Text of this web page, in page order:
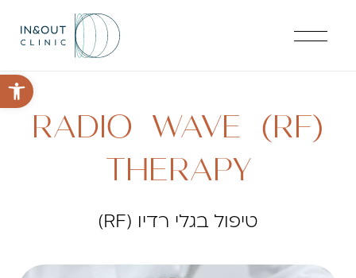
פתח
RADIO WAVE (RF)
THERAPY
טיפול בגלי רדיו (RF)